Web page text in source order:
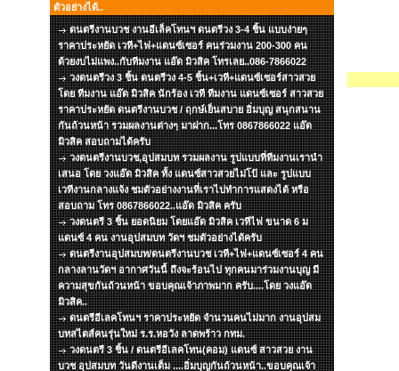
ตัวอย่างได้..
ดนตรีงานบวช งานอีเล็คโทนฯ ดนตรีวง 3-4 ชิ้น แบบง่ายๆ
ราคาประหยัด เวที+ไฟ+แดนซ์เซอร์ คนร่วมงาน 200-300 คน
ด้วยงบไม่แพง..กับทีมงาน แอ๊ด มิวสิค โทรเลย..086-7866022
วงดนตรีวง 3 ชิ้น ดนตรีวง 4-5 ชิ้น+เวที+แดนซ์เซอร์สาวสวย
โดย ทีมงาน แอ๊ด มิวสิค นักร้อง เวที ทีมงาน แดนซ์เซอร์ สาวสวย
ราคาประหยัด ดนตรีงานบวช / ฤกษ์เย็นสบาย อิ่มบุญ สนุกสนาน
กันถ้วนหน้า รวมผลงานต่างๆ มาฝาก...โทร 0867866022 แอ๊ด
มิวสิค สอบถามได้ครับ
วงดนตรีงานบวช,อุปสมบท รวมผลงาน รูปแบบที่ทีมงานเรานำ
เสนอ โดย วงแอ๊ด มิวสิค ทั้ง แดนซ์สาวสวยไม่โป้ และ รูปแบบ
เวทีงานกลางแจ้ง ชมตัวอย่างงานที่เราไปทำการแสดงได้ หรือ
สอบถาม โทร 0867866022..แอ๊ด มิวสิค ครับ
วงดนตรี 3 ชิ้น ยอดนิยม โดยแอ๊ด มิวสิค เวทีไฟ ขนาด 6 ม
แดนซ์ 4 คน งานอุปสมบท วัดฯ ชมตัวอย่างได้ครับ
ดนตรีงานอุปสมบท/ดนตรีงานบวช เวที+ไฟ+แดนซ์เซอร์ 4 คน
กลางลานวัดฯ อากาศวันนี้ ถึงจะร้อนไป ทุกคนมาร่วมงานบุญ มี
ความสุขกันถ้วนหน้า ขอบคุณเจ้าภาพมาก ครับ....โดย วงแอ๊ด
มิวสิค..
ดนตรีอีเลคโทนฯ ราคาประหยัด จำนวนคนไม่มาก งานอุปสม
บทสไตส์คนรุ่นใหม่ ร.ร.หอวัง ลาดพร้าว กทม.
วงดนตรี 3 ชิ้น / ดนตรีอีเลคโทน(คอม) แดนซ์ สาวสวย งาน
บวช อุปสมบท วันดีงานเต็ม ....อิ่มบุญกันถ้วนหน้า..ขอบคุณเจ้า